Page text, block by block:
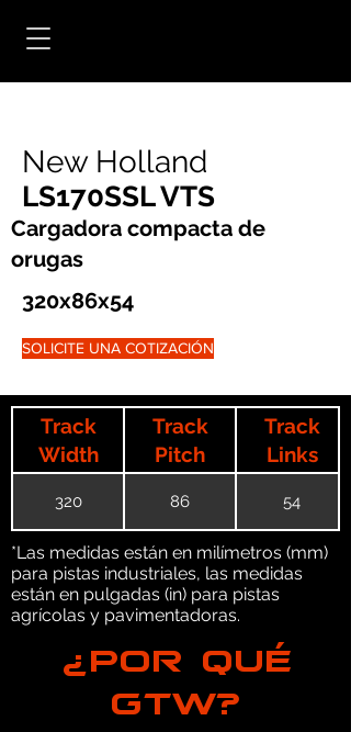
New Holland
LS170SSL VTS
Cargadora compacta de
orugas
320x86x54
SOLICITE UNA COTIZACIÓN
Track
Width
Track
Pitch
Track
Links
320 86 54
*Las medidas están en milímetros (mm)
para pistas industriales, las medidas
están en pulgadas (in) para pistas
agrícolas y pavimentadoras.
¿POR QUÉ
GTW?